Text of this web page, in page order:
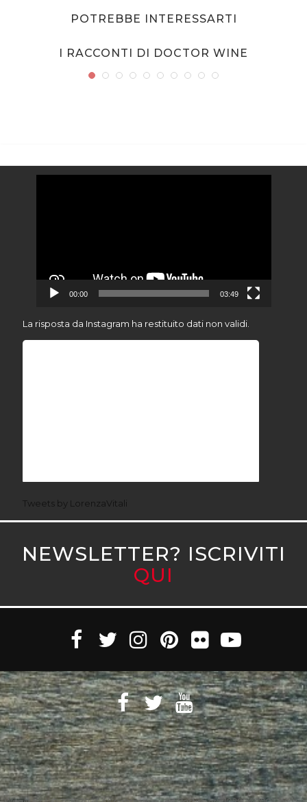
POTREBBE INTERESSARTI
I RACCONTI DI DOCTOR WINE
00:00 03:49
La risposta da Instagram ha restituito dati non validi.
Tweets by LorenzaVitali
NEWSLETTER? ISCRIVITI
QUI